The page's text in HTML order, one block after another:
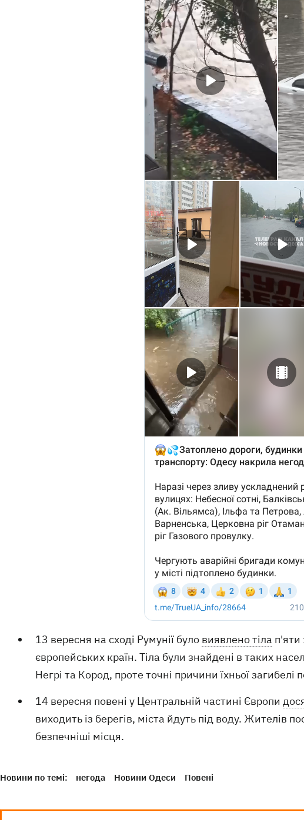
13 вересня на сході Румунії було виявлено тіла п'яти
європейських країн. Тіла були знайдені в таких
Негрі та Кород, проте точні причини їхньої
14 вересня повені у Центральній частині Європи
виходить із берегів, міста йдуть під воду. Жителів
безпечніші місця.
Новини по темі: негода Новини Одеси Повені